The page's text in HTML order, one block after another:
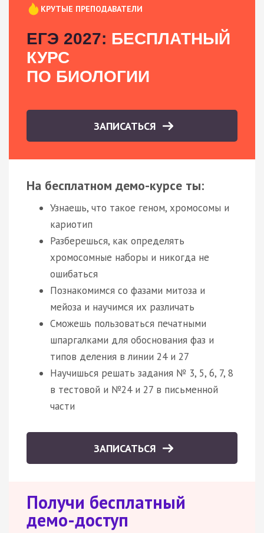
КРУТЫЕ ПРЕПОДАВАТЕЛИ
ЕГЭ 2027: БЕСПЛАТНЫЙ
КУРС
ПО БИОЛОГИИ
ЗАПИСАТЬСЯ
На бесплатном демо-курсе ты:
Узнаешь, что такое геном, хромосомы и
кариотип
Разберешься, как определять
хромосомные наборы и никогда не
ошибаться
Познакомимся со фазами митоза и
мейоза и научимся их различать
Сможешь пользоваться печатными
шпаргалками для обоснования фаз и
типов деления в линии 24 и 27
Научишься решать задания № 3, 5, 6, 7, 8
в тестовой и №24 и 27 в письменной
части
ЗАПИСАТЬСЯ
Получи бесплатный
демо-доступ